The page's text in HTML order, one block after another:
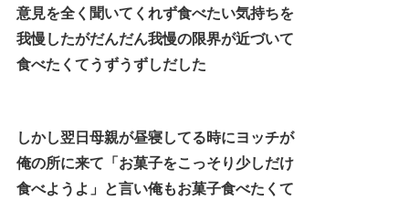
意見を全く聞いてくれず食べたい気持ちを
我慢したがだんだん我慢の限界が近づいて
食べたくてうずうずしだした
しかし翌日母親が昼寝してる時にヨッチが
俺の所に来て「お菓子をこっそり少しだけ
食べようよ」と言い俺もお菓子食べたくて